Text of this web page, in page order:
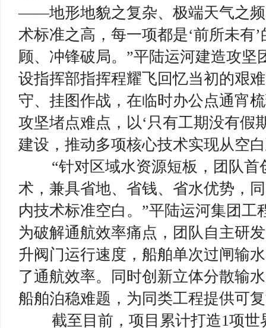
——地形地貌之复杂、极端天气之
术标准之高，每一项都是‘前所未有
顾、冲锋破局。”平陆运河建造攻坚
设指挥部指挥程耀飞回忆当初的艰
守、挂图作战，在临时办公点通宵
攻坚堵点难点，以‘只有工期没有假
建设，推动多项核心技术实现从空
“针对区域水资源短板，团队首
术，兼具省地、省钱、省水优势，
内技术标准空白。”平陆运河集团工
为破解通航效率痛点，团队自主研
升阀门运行速度，船舶单次过闸输
了通航效率。同时创新立体分散输
船舶泊稳难题，为同类工程提供可
截至目前，项目累计打造1项世